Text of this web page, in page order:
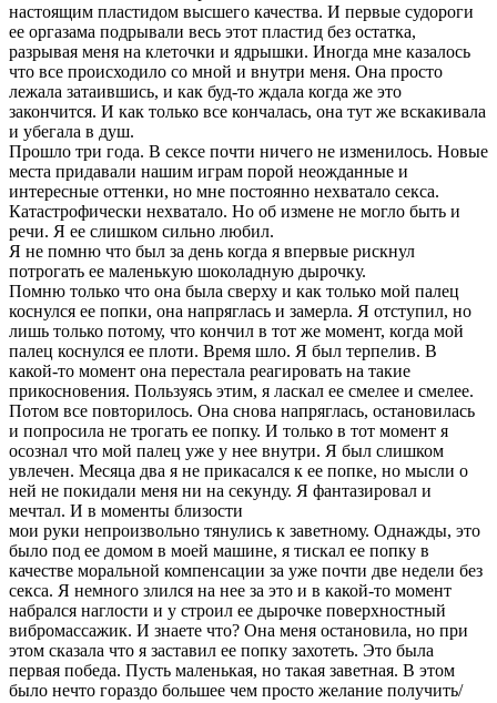
настоящим пластидом высшего качества. И первые судороги
ее оргазама подрывали весь этот пластид без остатка,
разрывая меня на клеточки и ядрышки. Иногда мне казалось
что все происходило со мной и внутри меня. Она просто
лежала затаившись, и как буд-то ждала когда же это
закончится. И как только все кончалась, она тут же вскакивала
и убегала в душ.
Прошло три года. В сексе почти ничего не изменилось. Новые
места придавали нашим играм порой неожданные и
интересные оттенки, но мне постоянно нехватало секса.
Катастрофически нехватало. Но об измене не могло быть и
речи. Я ее слишком сильно любил.
Я не помню что был за день когда я впервые рискнул
потрогать ее маленькую шоколадную дырочку.
Помню только что она была сверху и как только мой палец
коснулся ее попки, она напряглась и замерла. Я отступил, но
лишь только потому, что кончил в тот же момент, когда мой
палец коснулся ее плоти. Время шло. Я был терпелив. В
какой-то момент она перестала реагировать на такие
прикосновения. Пользуясь этим, я ласкал ее смелее и смелее.
Потом все повторилось. Она снова напряглась, остановилась
и попросила не трогать ее попку. И только в тот момент я
осознал что мой палец уже у нее внутри. Я был слишком
увлечен. Месяца два я не прикасался к ее попке, но мысли о
ней не покидали меня ни на секунду. Я фантазировал и
мечтал. И в моменты близости
мои руки непроизвольно тянулись к заветному. Однажды, это
было под ее домом в моей машине, я тискал ее попку в
качестве моральной компенсации за уже почти две недели без
секса. Я немного злился на нее за это и в какой-то момент
набрался наглости и у строил ее дырочке поверхностный
вибромассажик. И знаете что? Она меня остановила, но при
этом сказала что я заставил ее попку захотеть. Это была
первая победа. Пусть маленькая, но такая заветная. В этом
было нечто гораздо большее чем просто желание получить/